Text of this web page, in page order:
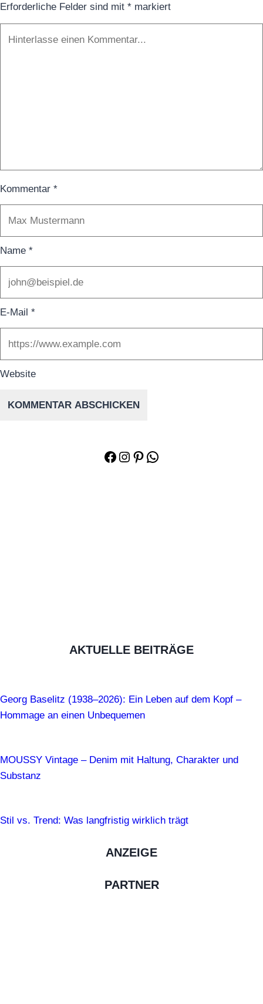
Erforderliche Felder sind mit * markiert
Kommentar *
Name *
E-Mail *
Website
Facebook
Instagram
Pinterest
WhatsApp
AKTUELLE BEITRÄGE
Georg Baselitz (1938–2026): Ein Leben auf dem Kopf –
Hommage an einen Unbequemen
MOUSSY Vintage – Denim mit Haltung, Charakter und
Substanz
Stil vs. Trend: Was langfristig wirklich trägt
ANZEIGE
PARTNER